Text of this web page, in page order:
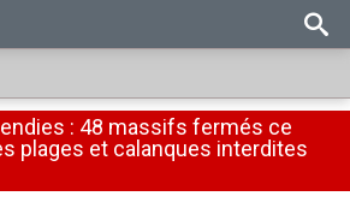
: 48 massifs fermés ce
plages et calanques interdites